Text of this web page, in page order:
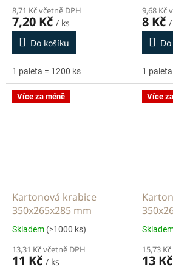
8,71 Kč včetně DPH
7,20 Kč / ks
Do košíku
1 paleta = 1200 ks
9,68 Kč
8 Kč /
1
Více za méně
Kartonová krabice
350x265x285 mm
Skladem (>1000 ks)
13,31 Kč včetně DPH
11 Kč / ks
Více
15,73
13 Kč